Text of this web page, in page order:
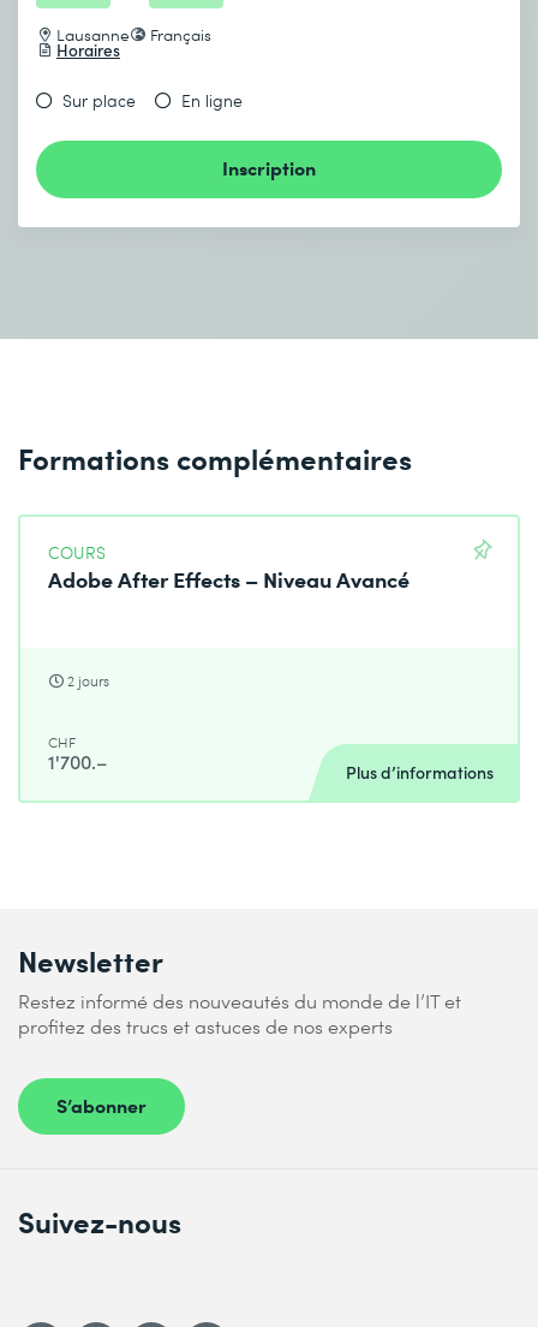
Lausanne Français
Horaires
Sur place En ligne
Inscription
Formations complémentaires
COURS
Adobe After Effects – Niveau Avancé
2 jours
CHF
1'700.– Plus d’informations
Newsletter
Restez informé des nouveautés du monde de l’IT et
profitez des trucs et astuces de nos experts
S’abonner
Suivez-nous